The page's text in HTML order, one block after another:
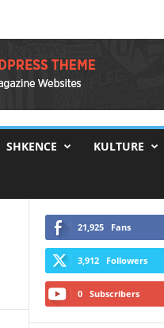
SHKENCE KULTURE
21,925 Fans
3,912 Followers
0 Subscribers